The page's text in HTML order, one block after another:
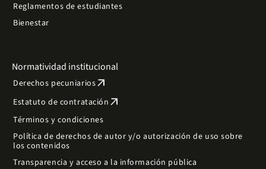
Reglamentos de estudiantes
Bienestar
Normatividad institucional
Derechos pecuniariosarrow_outward
Estatuto de contratación arrow_outward
Términos y condiciones
Política de derechos de autor y/o autorización de uso sobre
los contenidos
Transparencia y acceso a la información pública